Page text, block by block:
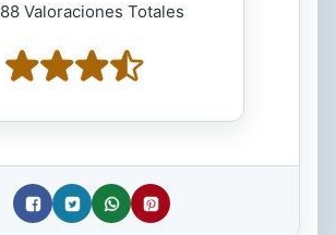
88 Valoraciones Totales